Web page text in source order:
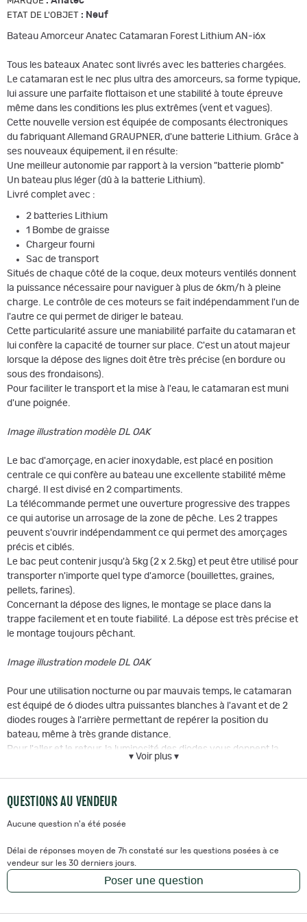
ETAT DE L'OBJET : Neuf
Bateau Amorceur Anatec Catamaran Forest Lithium AN-i6x
Tous les bateaux Anatec sont livrés avec les batteries chargées.
Le catamaran est le nec plus ultra des amorceurs, sa forme typique,
lui assure une parfaite flottaison et une stabilité à toute épreuve
même dans les conditions les plus extrêmes (vent et vagues).
Cette nouvelle version est équipée de composants électroniques
du fabriquant Allemand GRAUPNER, d'une batterie Lithium. Grâce à
ses nouveaux équipement, il en résulte:
Une meilleur autonomie par rapport à la version "batterie plomb"
Un bateau plus léger (dû à la batterie Lithium).
Livré complet avec :
2 batteries Lithium
1 Bombe de graisse
Chargeur fourni
Sac de transport
Situés de chaque côté de la coque, deux moteurs ventilés donnent
la puissance nécessaire pour naviguer à plus de 6km/h à pleine
charge. Le contrôle de ces moteurs se fait indépendamment l'un de
l'autre ce qui permet de diriger le bateau.
Cette particularité assure une maniabilité parfaite du catamaran et
lui confère la capacité de tourner sur place. C'est un atout majeur
lorsque la dépose des lignes doit être très précise (en bordure ou
sous des frondaisons).
Pour faciliter le transport et la mise à l'eau, le catamaran est muni
d'une poignée.
Image illustration modèle DL OAK
Le bac d'amorçage, en acier inoxydable, est placé en position
centrale ce qui confère au bateau une excellente stabilité même
chargé. Il est divisé en 2 compartiments.
La télécommande permet une ouverture progressive des trappes
ce qui autorise un arrosage de la zone de pêche. Les 2 trappes
peuvent s'ouvrir indépendamment ce qui permet des amorçages
précis et ciblés.
Le bac peut contenir jusqu'à 5kg (2 x 2.5kg) et peut être utilisé pour
transporter n'importe quel type d'amorce (bouillettes, graines,
pellets, farines).
Concernant la dépose des lignes, le montage se place dans la
trappe facilement et en toute fiabilité. La dépose est très précise et
le montage toujours pêchant.
Image illustration modele DL OAK
Pour une utilisation nocturne ou par mauvais temps, le catamaran
est équipé de 6 diodes ultra puissantes blanches à l'avant et de 2
diodes rouges à l'arrière permettant de repérer la position du
bateau, même à très grande distance.
Pour l'aller et le retour, la luminosité des diodes vous donnent la
direction. Si le bateau dévie de sa trajectoire, l'intensité des diodes
diminue car vous ne les voyez plus de face.
2 batteries Lithium 7.4V/12Ah leur assurant une autonomie de
90min.
bateau. Les informations sont données en Volt. Si le témoin affiche
6V, les batteries doivent être rechargées.
Caractéristiques principales:
Capacité de chargement: 5kg
▾ Voir plus ▾
QUESTIONS AU VENDEUR
Aucune question n'a été posée
Délai de réponses moyen de 7h constaté sur les questions posées à ce
vendeur sur les 30 derniers jours.
Poser une question